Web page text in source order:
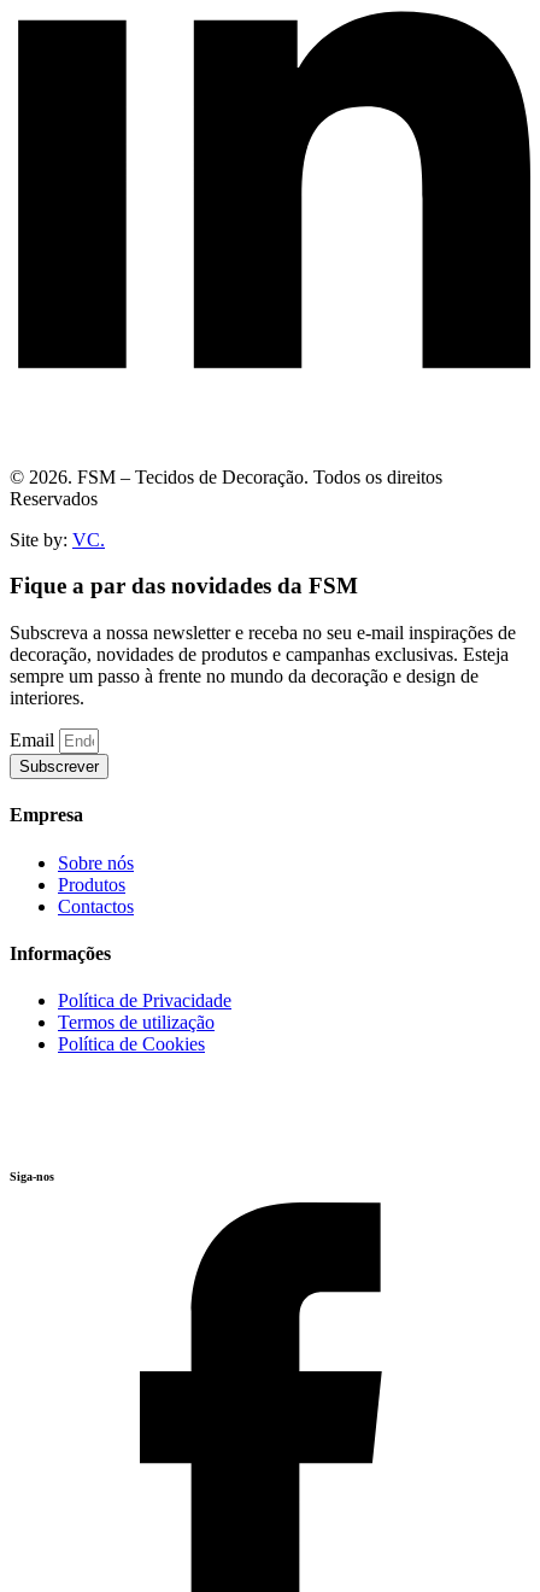
© 2026. FSM – Tecidos de Decoração. Todos os direitos
Reservados
Site by: VC.
Fique a par das novidades da FSM
Subscreva a nossa newsletter e receba no seu e-mail inspirações de
decoração, novidades de produtos e campanhas exclusivas. Esteja
sempre um passo à frente no mundo da decoração e design de
interiores.
Email
Subscrever
Empresa
Sobre nós
Produtos
Contactos
Informações
Política de Privacidade
Termos de utilização
Política de Cookies
Siga-nos